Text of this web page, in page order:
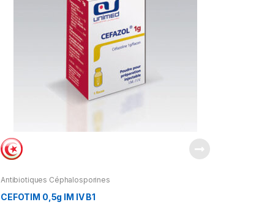
Antibiotiques Céphalosporines
CEFOTIM 0,5g IM IV B1